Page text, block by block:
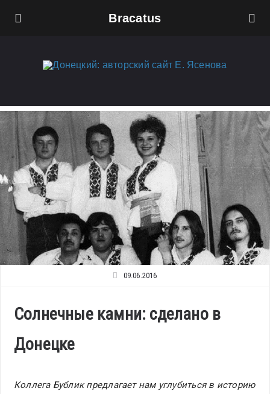
Bracatus
09.06.2016
Солнечные камни: сделано в
Донецке
Коллега Бублик предлагает нам углубиться в историю